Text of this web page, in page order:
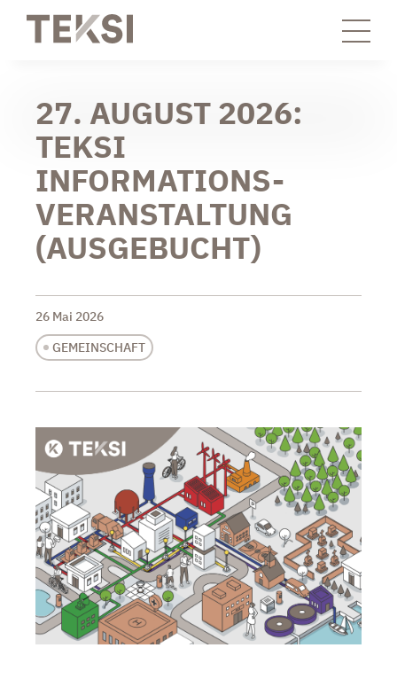
27. AUGUST 2026:
TEKSI
INFORMATIONS-
VERANSTALTUNG
(AUSGEBUCHT)
26 Mai 2026
GEMEINSCHAFT